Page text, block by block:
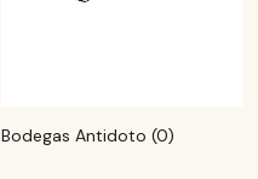
Bodegas Antidoto (0)